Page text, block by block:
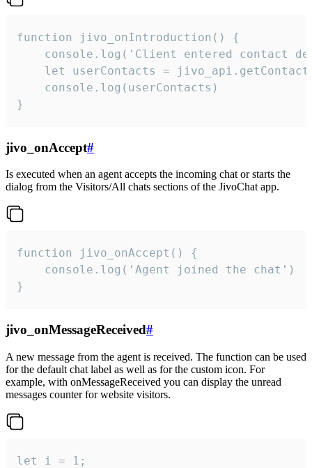
function jivo_onIntroduction() {
console.log('Client entered contact
let userContacts =
    console.log(userContacts)
}
jivo_onAccept#
Is executed when an agent accepts the incoming chat or starts the
dialog from the Visitors/All chats sections of the JivoChat app.
function jivo_onAccept() {
}
jivo_onMessageReceived#
A new message from the agent is received. The function can be used
for the default chat label as well as for the custom icon. For
example, with onMessageReceived you can display the unread
messages counter for website visitors.
let i = 1;